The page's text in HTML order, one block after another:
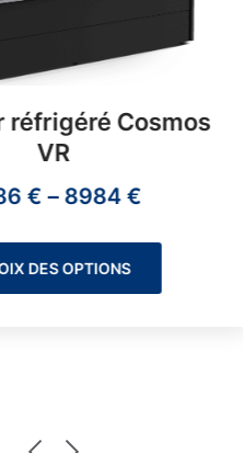
réfrigéré Cosmos
VR
€ –8984€
DES OPTIONS